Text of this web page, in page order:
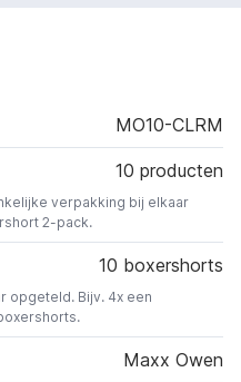
MO10-CLRM
10 producten
verpakking bij elkaar
2-pack.
10 boxershorts
opgeteld. Bijv. 4x een
Maxx Owen